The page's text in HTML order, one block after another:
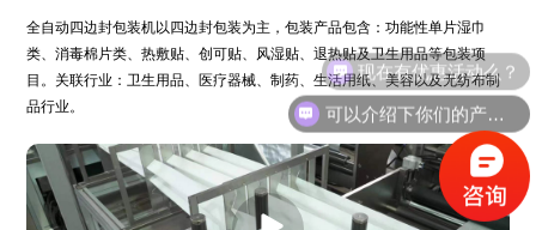
全自动四边封包装机以四边封包装为主，包装产品包含：功能性单片湿巾
类、消毒棉片类、热敷贴、创可贴、风湿贴、退热贴及卫生用品等包装项
目。关联行业：卫生用品、医疗器械、制药、生活用纸、美容以及无纺布制
品行业。
可以介绍下你们的产品么？
现在有优惠活动么？